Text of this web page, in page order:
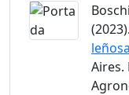
(2023).
Aires.